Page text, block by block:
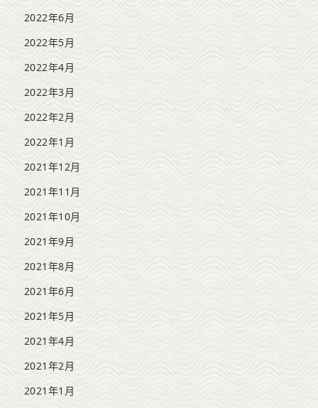
2022年6月
2022年5月
2022年4月
2022年3月
2022年2月
2022年1月
2021年12月
2021年11月
2021年10月
2021年9月
2021年8月
2021年6月
2021年5月
2021年4月
2021年2月
2021年1月